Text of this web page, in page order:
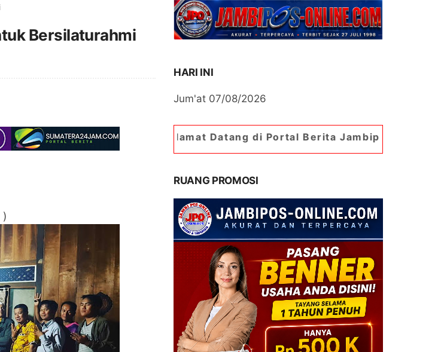
Bersilaturahmi
)
HARI INI
Jum'at 07/08/2026
Selamat Datang di Portal Berita Jambipos Online. Portal Berita
RUANG PROMOSI